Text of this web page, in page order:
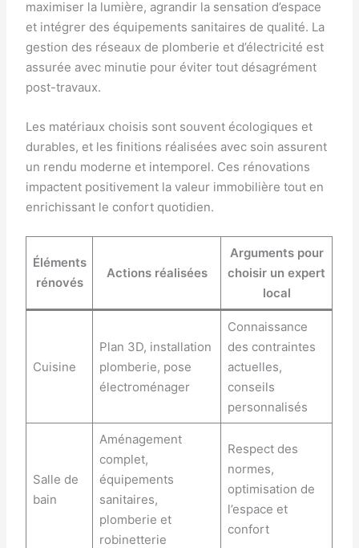
maximiser la lumière, agrandir la sensation d’espace
et intégrer des équipements sanitaires de qualité. La
gestion des réseaux de plomberie et d’électricité est
assurée avec minutie pour éviter tout désagrément
post-travaux.
Les matériaux choisis sont souvent écologiques et
durables, et les finitions réalisées avec soin assurent
un rendu moderne et intemporel. Ces rénovations
impactent positivement la valeur immobilière tout en
enrichissant le confort quotidien.
Éléments
rénovés
Actions réalisées
Arguments pour
choisir un expert
local
Cuisine
Plan 3D, installation
plomberie, pose
électroménager
Connaissance
des contraintes
actuelles,
conseils
personnalisés
Salle de
bain
Aménagement
complet,
équipements
sanitaires,
plomberie et
robinetterie
Respect des
normes,
optimisation de
l’espace et
confort